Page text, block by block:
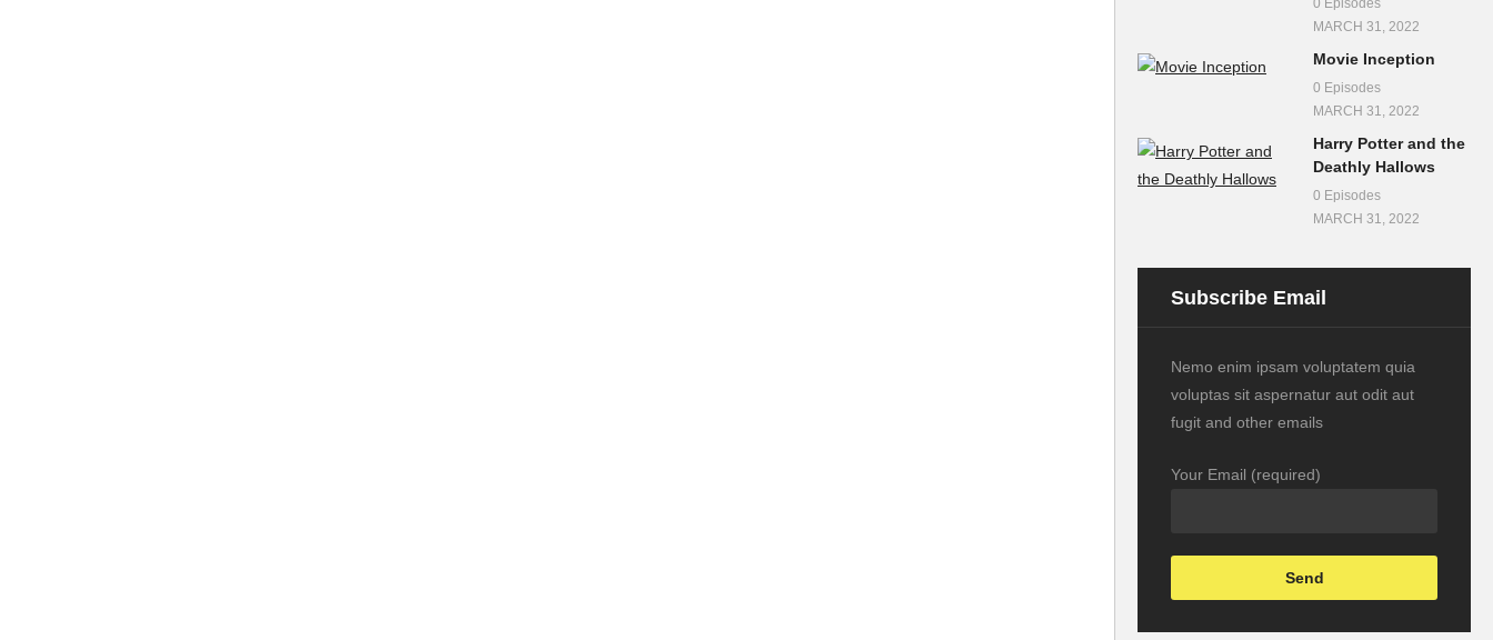
MARCH 31, 2022
Movie Inception
0 Episodes
MARCH 31, 2022
Harry Potter and the
Deathly Hallows
0 Episodes
MARCH 31, 2022
Subscribe Email
Nemo enim ipsam voluptatem quia
voluptas sit aspernatur aut odit aut
fugit and other emails
Your Email (required)